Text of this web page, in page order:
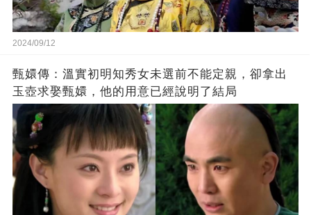
2024/09/12
甄嬛傳：溫實初明知秀女未選前不能定親，卻拿出
玉壺求娶甄嬛，他的用意已經說明了結局